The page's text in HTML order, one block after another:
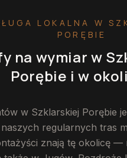
LOKALNA W
PORĘBIE
na wymiar w
Porębie i w
w Szklarskiej Porębie
naszych regularnych tras
znają tę okolicę —